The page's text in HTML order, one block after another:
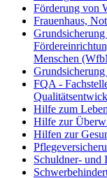
Förderung von
Frauenhaus,
Menschen
FQA -
Hilfe zum
Hilfe zur
Hilfen zur
Schuldner- und